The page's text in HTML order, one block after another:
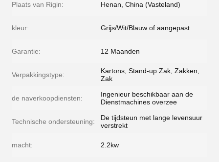
Plaats van Rigin: Henan, China (Vasteland)
kleur: Grijs/Wit/Blauw of aangepast
Garantie: 12 Maanden
Verpakkingstype:
Kartons, Stand-up Zak, Zakken,
Zak
de naverkoopdiensten:
Ingenieur beschikbaar aan de
Dienstmachines overzee
Technische ondersteuning:
De tijdsteun met lange levensuur
verstrekt
macht: 2.2kw